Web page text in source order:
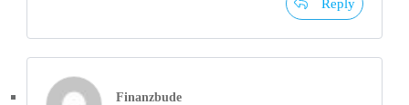
Reply
Finanzbude